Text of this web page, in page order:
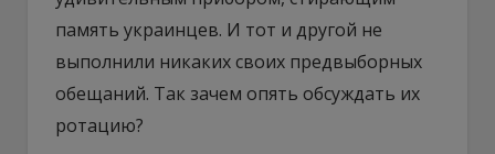
память украинцев. И тот и другой не
выполнили никаких своих предвыборных
обещаний. Так зачем опять обсуждать их
ротацию?